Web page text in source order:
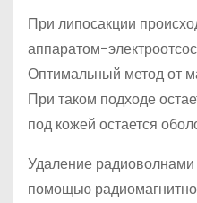
При липосакции
аппаратом-
Оптимальный метод от
При таком подходе
под кожей остается
Удаление
помощью